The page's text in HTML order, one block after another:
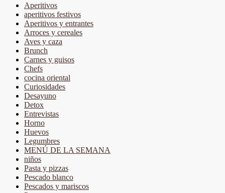
Aperitivos
aperitivos festivos
Aperitivos y entrantes
Arroces y cereales
Aves y caza
Brunch
Carnes y guisos
Chefs
cocina oriental
Curiosidades
Desayuno
Detox
Entrevistas
Horno
Huevos
Legumbres
MENÚ DE LA SEMANA
niños
Pasta y pizzas
Pescado blanco
Pescados y mariscos